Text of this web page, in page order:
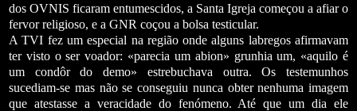
dos OVNIS ficaram entumescidos, a Santa Igreja começou a afiar o
fervor religioso, e a GNR coçou a bolsa testicular.
A TVI fez um especial na região onde alguns labregos afirmavam
ter visto o ser voador: «parecia um abion» grunhia um, «aquilo é
um condôr do demo» estrebuchava outra. Os testemunhos
sucediam-se mas não se conseguiu nunca obter nenhuma imagem
que atestasse a veracidade do fenómeno. Até que um dia ele